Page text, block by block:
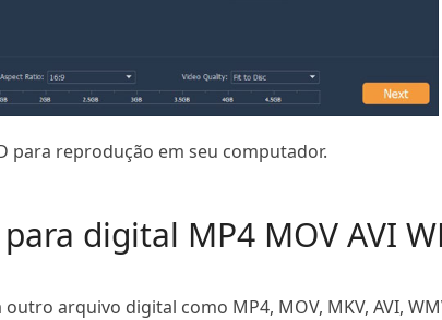
para reprodução em seu computador.
digital MP4 MOV AVI
arquivo digital como MP4, MOV, MKV, AVI,